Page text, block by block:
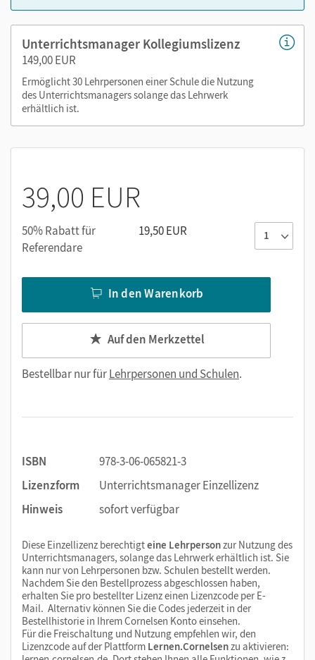
Audios
editierbare Kopiervorlagen und
Selbsteinschätzungsbogen
editierbarer Stoffverteilungsplan
Nutzen Sie den Unterrichtsmanager auf lernen.cornelsen.de
oder über die Cornelsen Lernen App.
Unterrichtsmanager Kollegiumslizenz
149,00 EUR
Ermöglicht 30 Lehrpersonen einer Schule die Nutzung
des Unterrichtsmanagers solange das Lehrwerk
erhältlich ist.
39,00 EUR
50% Rabatt für
Referendare
19,50 EUR
In den Warenkorb
Auf den Merkzettel
Bestellbar nur fürLehrpersonen und Schulen.
ISBN
978-3-06-065821-3
Lizenzform
Unterrichtsmanager Einzellizenz
Hinweis
sofort verfügbar
Diese Einzellizenz berechtigteine Lehrpersonzur Nutzung des
Unterrichtsmanagers, solange das Lehrwerk erhältlich ist. Sie
kann nur von Lehrpersonen bzw. Schulen bestellt werden.
Nachdem Sie den Bestellprozess abgeschlossen haben,
erhalten Sie pro bestellter Lizenz einen Lizenzcode per E-
Mail. Alternativ können Sie die Codes jederzeit in der
Bestellhistorie in Ihrem Cornelsen Konto einsehen.
Für die Freischaltung und Nutzung empfehlen wir, den
Lizenzcode auf der Plattform Lernen.Cornelsenzu aktivieren: